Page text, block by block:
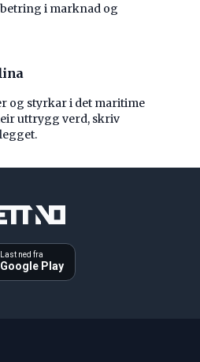
i marknad og
og styrkar i det maritime
uttrygg verd, skriv
Last ned fra
Google Play